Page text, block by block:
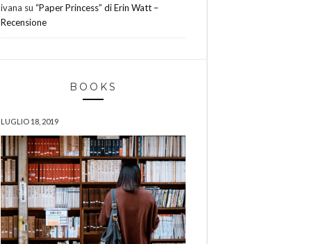
ivana su “Paper Princess” di Erin Watt –
Recensione
BOOKS
LUGLIO 18, 2019